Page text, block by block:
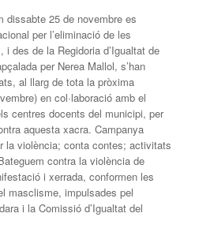
dissabte 25 de novembre es
per l’eliminació de les
des de la Regidoria d’Igualtat de
per Nerea Mallol, s’han
al llarg de tota la pròxima
en col·laboració amb el
centres docents del municipi, per
aquesta xacra. Campanya
la violència; conta contes; activitats
contra la violència de
i xerrada, conformen les
masclisme, impulsades pel
i la Comissió d’Igualtat del